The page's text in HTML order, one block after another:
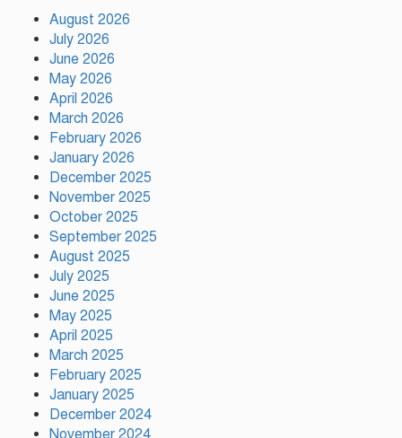
August 2026
July 2026
June 2026
May 2026
April 2026
March 2026
February 2026
January 2026
December 2025
November 2025
October 2025
September 2025
August 2025
July 2025
June 2025
May 2025
April 2025
March 2025
February 2025
January 2025
December 2024